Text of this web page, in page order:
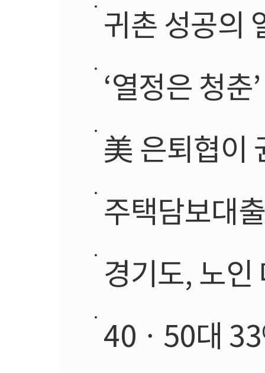
귀촌 성공의
‘열정은 청
美 은퇴협이
주택담보대
경기도, 노
40ㆍ50대